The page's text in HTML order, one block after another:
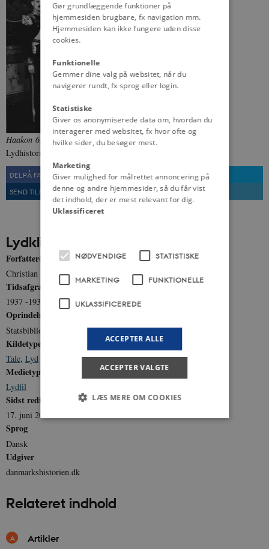
Haakon 6., Christian 10. og Gustaf 5. (1937).
Fra: Dansk
Lydhistorie
DEL PÅ FACEBOOK
DEL PÅ TWITTER
SEND TIL EN VEN
UDSKRIV
Lydklip
Forfatter(e)
Christian 10
Tidsafgrænsning
1937 -1937
Oprindelse
Statsbiblioteket
Kildetype
Tale, Lyd
Medietype
Lydfil
Sidst redigeret
17. juni 2022
Sprog
Dansk
Udgiver
danmarkshistorien.dk
Relateret indhold
Artikler
Gør grundlæggende funktioner på
hjemmesiden brugbare, fx navigation mm.
Hjemmesiden kan ikke fungere uden disse
cookies.
Funktionelle
Gemmer dine valg på websitet, når du
navigerer rundt, fx sprog eller login.
Statistiske
Giver os anonymiserede data om, hvordan du
interagerer med websitet, fx hvor ofte og
hvilke sider, du besøger mest.
Marketing
Giver mulighed for målrettet annoncering på
denne og andre hjemmesider, så du får vist
det indhold, der er mest relevant for dig.
Uklassificeret
NØDVENDIGE STATISTISKE
MARKETING FUNKTIONELLE
UKLASSIFICEREDE
ACCEPTER ALLE
ACCEPTER VALGTE
LÆS MERE OM COOKIES
grundlæggende funktioner som navigation mm.
Hjemmesiden kan ikke fungerer uden disse